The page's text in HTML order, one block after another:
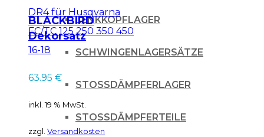
LENKKOPFLAGER
SCHWINGENLAGERSÄTZE
STOSSDÄMPFERLAGER
STOSSDÄMPFERTEILE
BLACKBIRD
Dekorsatz
Graphicskit DR4 für
125 250 350 450 16-
63.95 €
inkl. 19 % MwSt.
zzgl. Versandkosten